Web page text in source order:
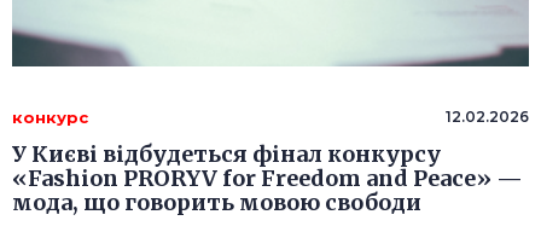
конкурс 12.02.2026
У Києві відбудеться фінал конкурсу
«Fashion PRORYV for Freedom and Peace» —
мода, що говорить мовою свободи